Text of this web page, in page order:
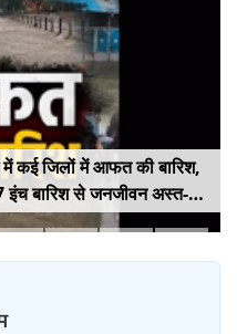
की बारिश,
इंच बारिश से जनजीवन अस्त-
में नदी-नाले उफान पर,